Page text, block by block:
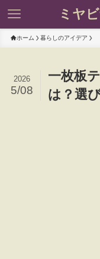
ミヤ
ホーム 暮らしのアイデア
一枚板
は？選
2026
5/08